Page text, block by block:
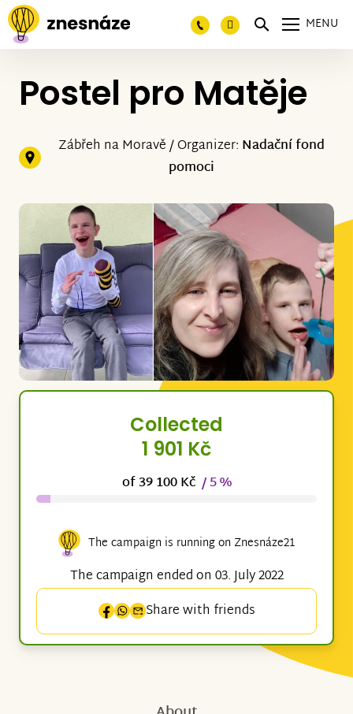
MENU
Postel pro Matěje
Zábřeh na Moravě / Organizer: Nadační fond
pomoci
Collected
1 901 Kč
of 39 100 Kč / 5 %
The campaign is running on Znesnáze21
The campaign ended on 03. July 2022
Share with friends